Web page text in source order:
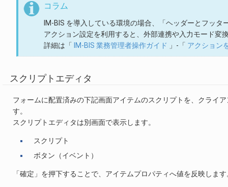
コラム
IM-BIS を導入している環境の場合、「ヘッダーとフッ
アクション設定を利用すると、外部連携や入力モード変
詳細は「
IM-BIS 業務管理者操作ガイド 」-「 アクション
スクリプトエディタ
フォームに配置済みの下記画面アイテムのスクリプトを、クライ
す。
スクリプトエディタは別画面で表示します。
スクリプト
ボタン（イベント）
「確定」を押下することで、アイテムプロパティへ値を反映します